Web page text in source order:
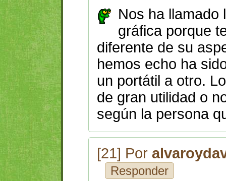
Nos ha llamado
gráfica porque
diferente de su
hemos echo ha
un portátil a otro.
de gran utilidad o
según la persona
[21] Por
Responder